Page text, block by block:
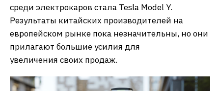
среди электрокаров стала Tesla Model Y.
Результаты китайских производителей на
европейском рынке пока незначительны, но они
прилагают большие усилия для
увеличения своих продаж.